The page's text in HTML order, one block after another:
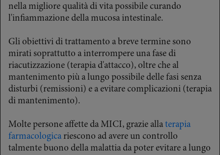
nella migliore qualità di vita possibile curando
l'infiammazione della mucosa intestinale.
Gli obiettivi di trattamento a breve termine sono
mirati soprattutto a interrompere una fase di
riacutizzazione (terapia d'attacco), oltre che al
mantenimento più a lungo possibile delle fasi senza
disturbi (remissioni) e a evitare complicazioni (terapia
di mantenimento).
Molte persone affette da MICI, grazie alla terapia
farmacologica riescono ad avere un controllo
talmente buono della malattia da poter evitare a lungo